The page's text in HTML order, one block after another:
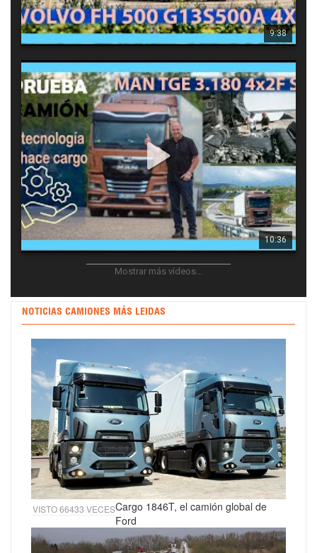
9:38
15957
52
0
10:36
Prueba camión MAN “Power Lion” TGX 18.520 BL SA 4X2. La
tecnología se hace cargo
MAN se renueva junto con su socio TRATON montando una
nueva cadena cinemática con una evolución de su motor de
23663
157
10
Mostrar más vídeos...
NOTICIAS CAMIONES MÁS LEIDAS
VISTO 66433 VECESCargo 1846T, el camión global de
Ford